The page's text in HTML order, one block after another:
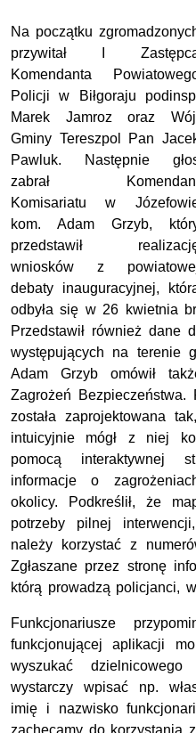
Na początku
przywitał I
Komendanta
Policji w Biłgoraju
Marek Jamroz oraz
Gminy Tereszpol Pan
Pawluk. Następnie
zabrał
Komisariatu w
kom. Adam Grzyb,
przedstawił
wniosków z
debaty inauguracyjnej,
odbyła się w 26 kwietnia
Przedstawił również dane
występujących na terenie
Adam Grzyb omówił
Zagrożeń Bezpieczeństwa.
została zaprojektowana
intuicyjnie mógł z niej
pomocą interaktywnej
informacje o
okolicy. Podkreślił, że
potrzeby pilnej
należy korzystać z
Zgłaszane przez stronę
którą prowadzą policjanci,
Funkcjonariusze
funkcjonującej aplikacji
wyszukać
wystarczy wpisać np.
imię i nazwisko
zachęcamy do korzystania